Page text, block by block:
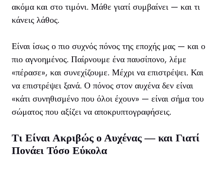
ακόμα και στο τιμόνι. Μάθε γιατί συμβαίνει — και τι
κάνεις λάθος.
Είναι ίσως ο πιο συχνός πόνος της εποχής μας — και ο
πιο αγνοημένος. Παίρνουμε ένα παυσίπονο, λέμε
«πέρασε», και συνεχίζουμε. Μέχρι να επιστρέψει. Και
να επιστρέψει ξανά. Ο πόνος στον αυχένα δεν είναι
«κάτι συνηθισμένο που όλοι έχουν» — είναι σήμα του
σώματος που αξίζει να αποκρυπτογραφήσεις.
Τι Είναι Ακριβώς ο Αυχένας — και Γιατί
Πονάει Τόσο Εύκολα